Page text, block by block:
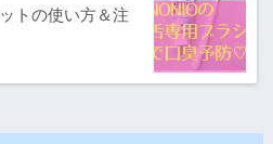
トの使い方＆注